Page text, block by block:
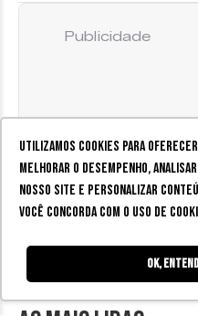
Utilizamos cookies para
melhorar o desempenho,
nosso site e personalizar
você concorda com o uso de
Ok,
Publicidade